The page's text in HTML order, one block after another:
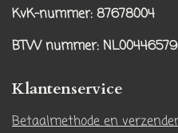
t
a
g
a
m
T
o
k
KvK-nummer: 87678004
BTW nummer:
Klantenservice
Betaalmethode en